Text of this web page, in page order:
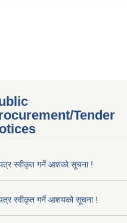
Tender
स्वीकृत गर्ने आशको सूचना !
स्वीकृत गर्ने आशयको सूचना !